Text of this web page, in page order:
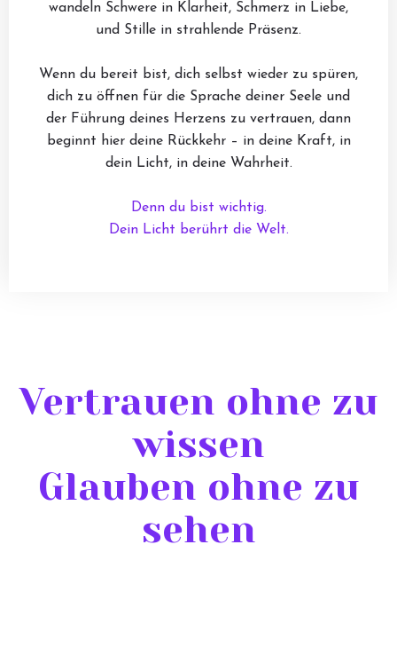
wandeln Schwere in Klarheit, Schmerz in Liebe,
und Stille in strahlende Präsenz.
Wenn du bereit bist, dich selbst wieder zu spüren,
dich zu öffnen für die Sprache deiner Seele und
der Führung deines Herzens zu vertrauen, dann
beginnt hier deine Rückkehr – in deine Kraft, in
dein Licht, in deine Wahrheit.
Denn du bist wichtig.
Dein Licht berührt die Welt.
Vertrauen ohne zu
wissen
Glauben ohne zu
sehen